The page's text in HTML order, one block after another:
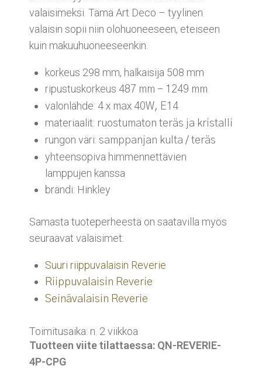
valaisimeksi. Tämä Art Deco – tyylinen
valaisin sopii niin olohuoneeseen, eteiseen
kuin makuuhuoneeseenkin.
korkeus 298 mm, halkaisija 508 mm
ripustuskorkeus 487 mm – 1249 mm
valonlähde: 4 x max 40W, E14
materiaalit: ruostumaton teräs ja kristalli
rungon väri: samppanjan kulta / teräs
yhteensopiva himmennettävien
lamppujen kanssa
brändi: Hinkley
Samasta tuoteperheestä on saatavilla myös
seuraavat valaisimet:
Suuri riippuvalaisin Reverie
Riippuvalaisin Reverie
Seinävalaisin Reverie
Toimitusaika: n. 2 viikkoa
Tuotteen viite tilattaessa: QN-REVERIE-
4P-CPG